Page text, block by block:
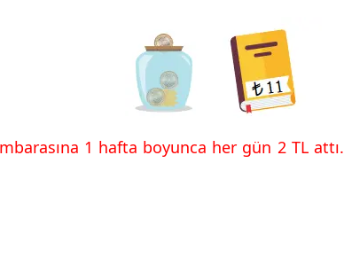
1 hafta boyunca her gün 2 TL